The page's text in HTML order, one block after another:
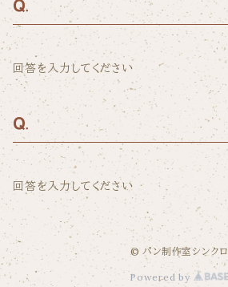
回答を入力してください
回答を入力してください
© パン制作室シンクロ
Powered by